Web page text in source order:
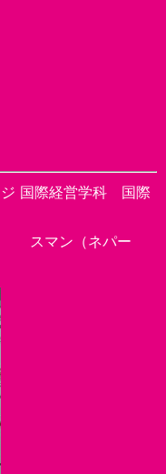
国際経営学科 国際
マン（ネパー